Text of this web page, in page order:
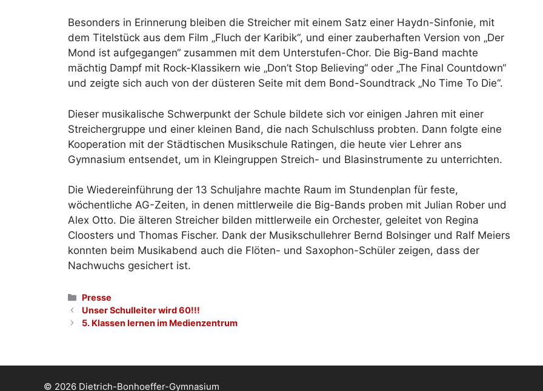
Besonders in Erinnerung bleiben die Streicher mit einem Satz einer Haydn-Sinfonie, mit
dem Titelstück aus dem Film „Fluch der Karibik“, und einer zauberhaften Version von „Der
Mond ist aufgegangen“ zusammen mit dem Unterstufen-Chor. Die Big-Band machte
mächtig Dampf mit Rock-Klassikern wie „Don’t Stop Believing“ oder „The Final Countdown“
und zeigte sich auch von der düsteren Seite mit dem Bond-Soundtrack „No Time To Die“.
Dieser musikalische Schwerpunkt der Schule bildete sich vor einigen Jahren mit einer
Streichergruppe und einer kleinen Band, die nach Schulschluss probten. Dann folgte eine
Kooperation mit der Städtischen Musikschule Ratingen, die heute vier Lehrer ans
Gymnasium entsendet, um in Kleingruppen Streich- und Blasinstrumente zu unterrichten.
Die Wiedereinführung der 13 Schuljahre machte Raum im Stundenplan für feste,
wöchentliche AG-Zeiten, in denen mittlerweile die Big-Bands proben mit Julian Rober und
Alex Otto. Die älteren Streicher bilden mittlerweile ein Orchester, geleitet von Regina
Cloosters und Thomas Fischer. Dank der Musikschullehrer Bernd Bolsinger und Ralf Meiers
konnten beim Musikabend auch die Flöten- und Saxophon-Schüler zeigen, dass der
Nachwuchs gesichert ist.
Kategorien
Presse
Unser Schulleiter wird 60!!!
5. Klassen lernen im Medienzentrum